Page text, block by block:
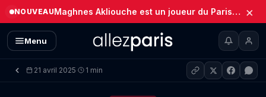
NOUVEAU Maghnes Akliouche est un joueur du Paris Saint-Germain (Officiel) ×
Menu
21 avril 2025· 1 min